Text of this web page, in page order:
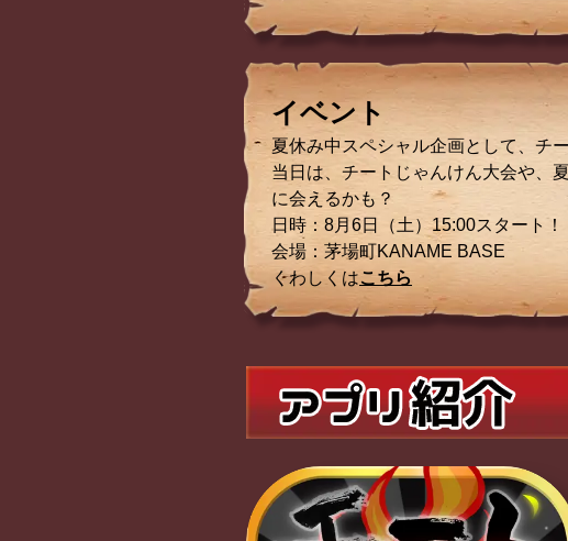
イベント
夏休み中スペシャル企画として、チ
当日は、チートじゃんけん大会や、
に会えるかも？
日時：8月6日（土）15:00スタート！
会場：茅場町KANAME BASE
くわしくはこちら